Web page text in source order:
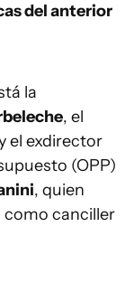
del anterior
la
, el
el exdirector
(OPP)
, quien
canciller